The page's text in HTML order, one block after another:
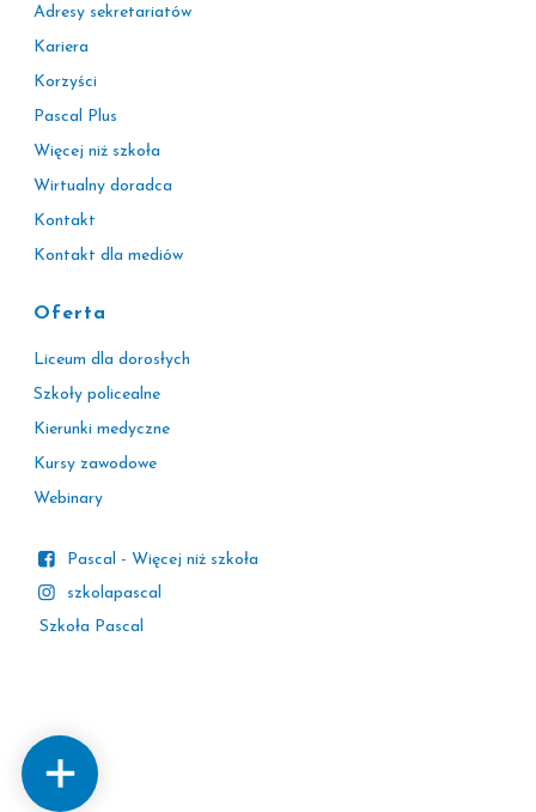
Adresy sekretariatów
Kariera
Korzyści
Pascal Plus
Więcej niż szkoła
Wirtualny doradca
Kontakt
Kontakt dla mediów
Oferta
Liceum dla dorosłych
Szkoły policealne
Kierunki medyczne
Kursy zawodowe
Webinary
Pascal - Więcej niż szkoła
szkolapascal
Szkoła Pascal